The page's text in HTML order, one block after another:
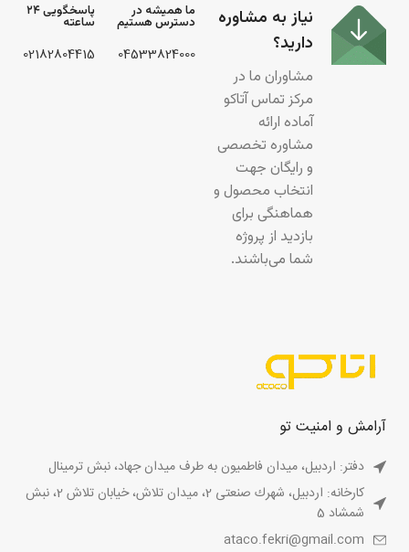
نیاز به مشاوره
دارید؟
مشاوران ما در
مرکز تماس آتاکو
آماده ارائه
مشاوره تخصصی
و رایگان جهت
انتخاب محصول و
هماهنگی برای
بازدید از پروژه
شما می‌باشند.
ما همیشه در
دسترس هستیم
04533824000
پاسخگویی ۲۴
ساعته
02182804415
آرامش و امنیت تو
دفتر: اردبیل، میدان فاطمیون به طرف میدان جهاد، نبش ترمینال
کارخانه: اردبیل، شهرك صنعتى 2، ميدان تلاش، خيابان تلاش 2، نبش
شمشاد 5
ataco.fekri@gmail.com